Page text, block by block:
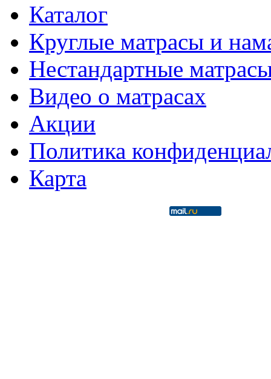
Каталог
Круглые матрасы и
Нестандартные
Видео о матрасах
Акции
Политика
Карта